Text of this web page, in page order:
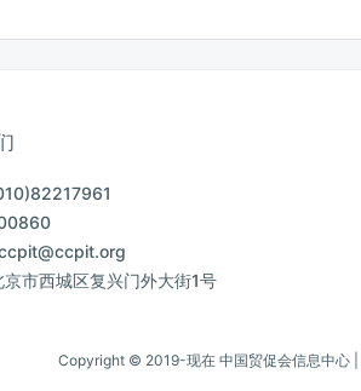
京市西城区复兴门外大街1号
Copyright © 2019-现在 中国贸促会信息中心 |